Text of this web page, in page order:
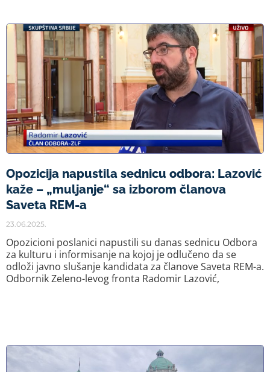
Opozicija napustila sednicu odbora: Lazović
kaže – „muljanje“ sa izborom članova
Saveta REM-a
23.06.2025.
Opozicioni poslanici napustili su danas sednicu Odbora
za kulturu i informisanje na kojoj je odlučeno da se
odloži javno slušanje kandidata za članove Saveta REM-a.
Odbornik Zeleno-levog fronta Radomir Lazović,